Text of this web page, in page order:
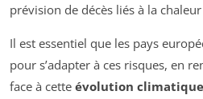
prévision de décès liés à la
Il est essentiel que les pays
pour s’adapter à ces risques, en
face à cette évolution climatique